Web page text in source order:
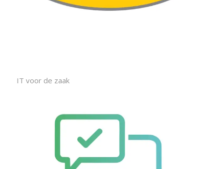
IT voor de zaak